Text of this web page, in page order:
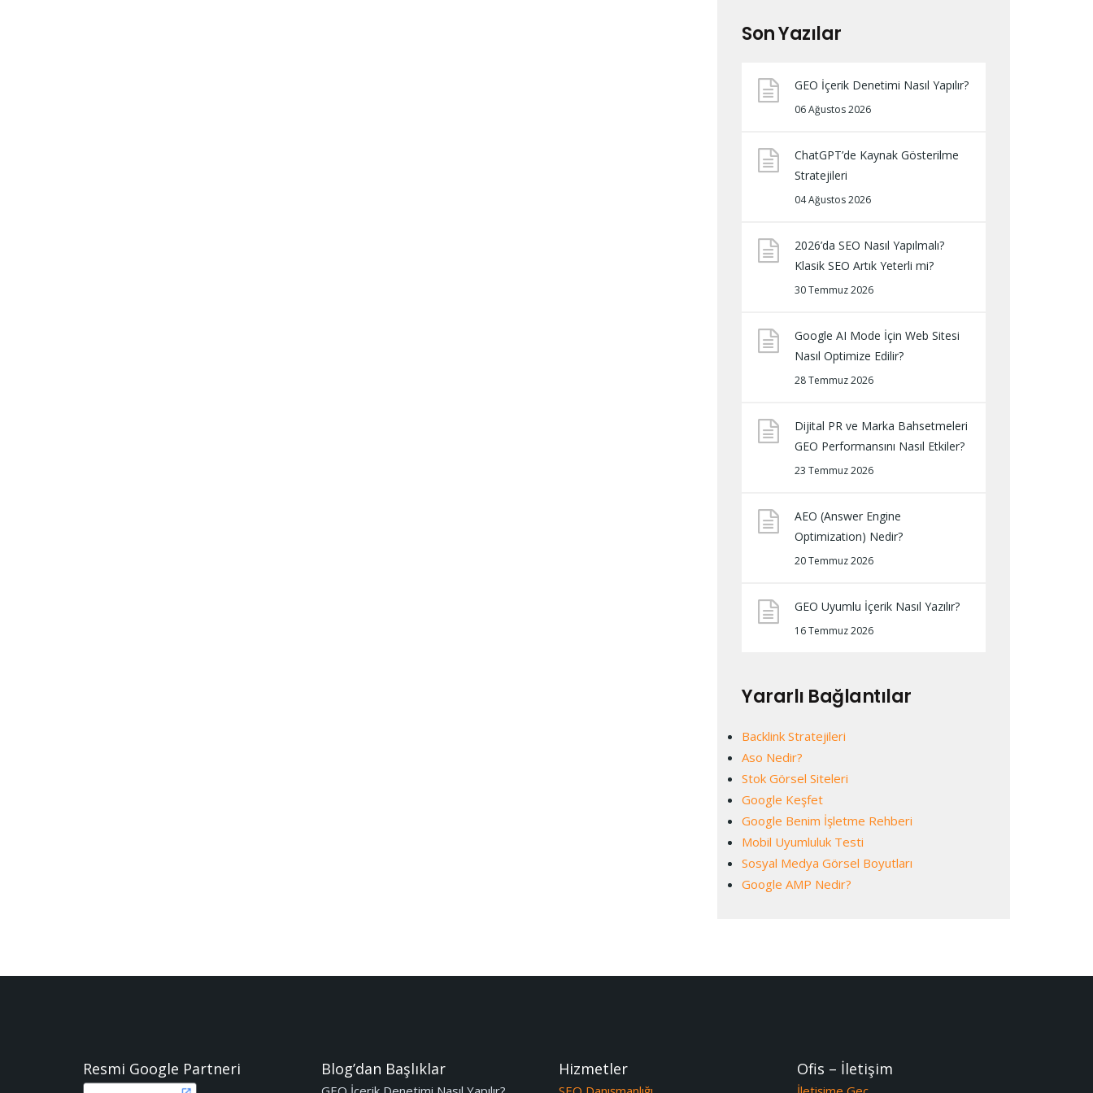
Son Yazılar
GEO İçerik Denetimi Nasıl Yapılır?
06 Ağustos 2026
ChatGPT’de Kaynak Gösterilme
Stratejileri
04 Ağustos 2026
2026’da SEO Nasıl Yapılmalı?
Klasik SEO Artık Yeterli mi?
30 Temmuz 2026
Google AI Mode İçin Web Sitesi
Nasıl Optimize Edilir?
28 Temmuz 2026
Dijital PR ve Marka Bahsetmeleri
GEO Performansını Nasıl Etkiler?
23 Temmuz 2026
AEO (Answer Engine
Optimization) Nedir?
20 Temmuz 2026
GEO Uyumlu İçerik Nasıl Yazılır?
16 Temmuz 2026
Yararlı Bağlantılar
Backlink Stratejileri
Aso Nedir?
Stok Görsel Siteleri
Google Keşfet
Google Benim İşletme Rehberi
Mobil Uyumluluk Testi
Sosyal Medya Görsel Boyutları
Google AMP Nedir?
Resmi Google Partneri Blog’dan Başlıklar Hizmetler Ofis – İletişim